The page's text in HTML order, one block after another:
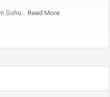
Soho… Read More